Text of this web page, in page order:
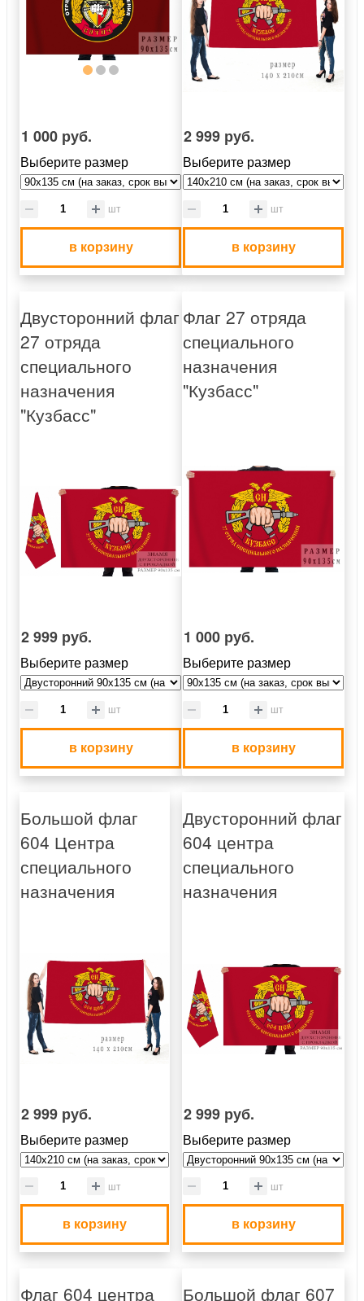
1 000 руб.
Выберите размер
шт
в корзину
2 999 руб.
Выберите размер
шт
в корзину
Двусторонний флаг
27 отряда
специального
назначения
"Кузбасс"
2 999 руб.
Выберите размер
шт
в корзину
Флаг 27 отряда
специального
назначения
"Кузбасс"
1 000 руб.
Выберите размер
шт
в корзину
Большой флаг
604 Центра
специального
назначения
2 999 руб.
Выберите размер
шт
в корзину
Двусторонний флаг
604 центра
специального
назначения
2 999 руб.
Выберите размер
шт
в корзину
Флаг 604 центра
Большой флаг 607